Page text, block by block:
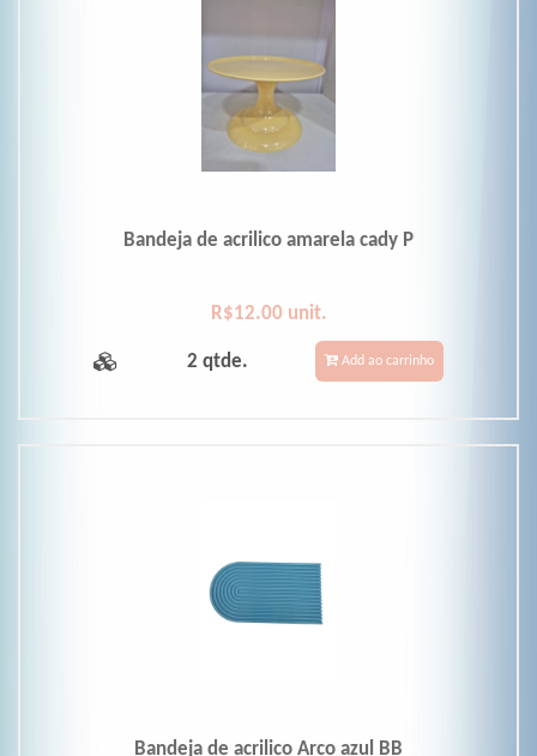
Bandeja de acrilico amarela cady P
R$12.00 unit.
2 qtde. Add ao carrinho
Bandeja de acrilico Arco azul BB